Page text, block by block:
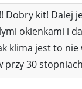
Dobry kit! Dalej
okienkami i
klima jest to nie
przy 30